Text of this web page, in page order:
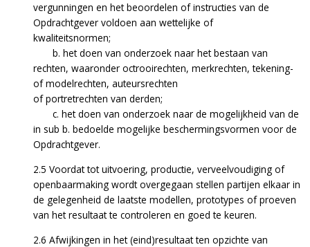
vergunningen en het beoordelen of instructies van de
Opdrachtgever voldoen aan wettelijke of
kwaliteitsnormen;
b. het doen van onderzoek naar het bestaan van
rechten, waaronder octrooirechten, merkrechten, tekening-
of modelrechten, auteursrechten
of portretrechten van derden;
c. het doen van onderzoek naar de mogelijkheid van de
in sub b. bedoelde mogelijke beschermingsvormen voor de
Opdrachtgever.
2.5 Voordat tot uitvoering, productie, verveelvoudiging of
openbaarmaking wordt overgegaan stellen partijen elkaar in
de gelegenheid de laatste modellen, prototypes of proeven
van het resultaat te controleren en goed te keuren.
2.6 Afwijkingen in het (eind)resultaat ten opzichte van